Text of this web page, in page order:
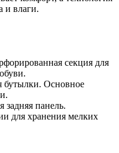
и влаги.
секция для
бутылки. Основное
задняя панель.
для хранения мелких